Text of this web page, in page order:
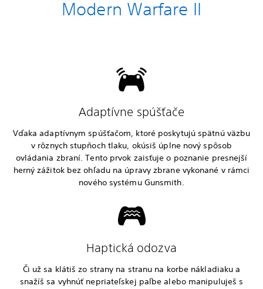
Modern Warfare II
Adaptívne spúšťače
Vďaka adaptívnym spúšťačom, ktoré poskytujú spätnú väzbu
v rôznych stupňoch tlaku, okúsiš úplne nový spôsob
ovládania zbraní. Tento prvok zaisťuje o poznanie presnejší
herný zážitok bez ohľadu na úpravy zbrane vykonané v rámci
nového systému Gunsmith.
Haptická odozva
Či už sa klátiš zo strany na stranu na korbe nákladiaku a
snažíš sa vyhnúť nepriateľskej paľbe alebo manipuluješ s